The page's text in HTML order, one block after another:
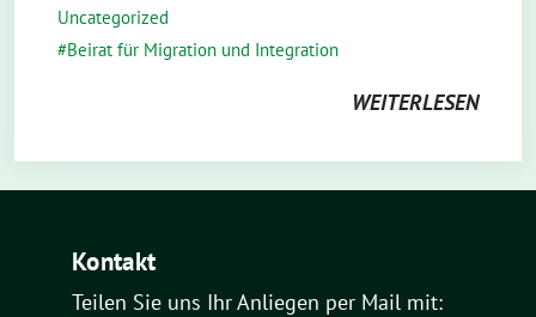
Uncategorized
Beirat für Migration und Integration
WEITERLESEN
Kontakt
Teilen Sie uns Ihr Anliegen per Mail mit: